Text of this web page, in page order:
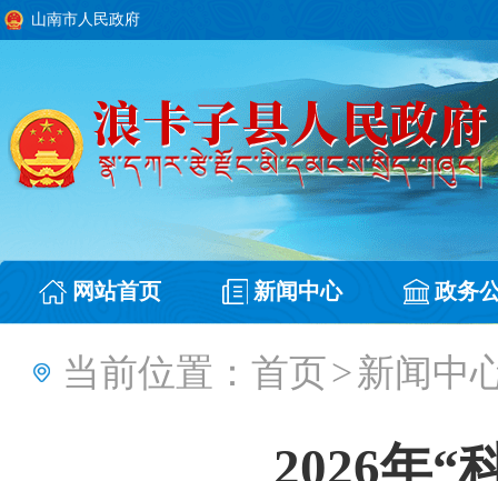
山南市人民政府
网站首页 新闻中心 政务
当前位置： 首页>新闻中
2026年“